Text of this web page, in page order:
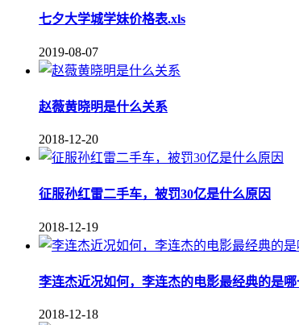
七夕大学城学妹价格表.xls
2019-08-07
赵薇黄晓明是什么关系
2018-12-20
征服孙红雷二手车，被罚30亿是什么原因
2018-12-19
李连杰近况如何，李连杰的电影最经典的是
2018-12-18